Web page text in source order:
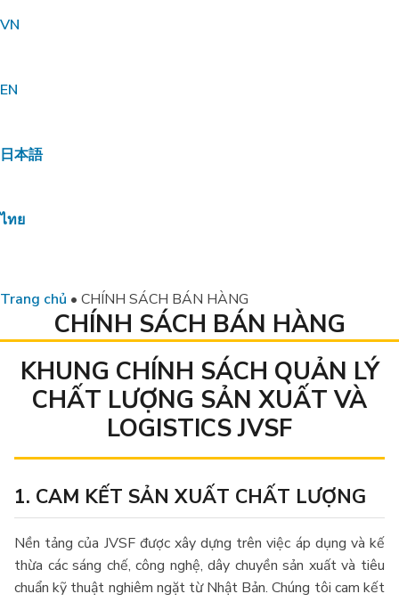
VN
EN
日本語
ไทย
Trang chủ • CHÍNH SÁCH BÁN HÀNG
CHÍNH SÁCH BÁN HÀNG
KHUNG CHÍNH SÁCH QUẢN LÝ
CHẤT LƯỢNG SẢN XUẤT VÀ
LOGISTICS JVSF
1. CAM KẾT SẢN XUẤT CHẤT LƯỢNG
Nền tảng của JVSF được xây dựng trên việc áp dụng và kế
thừa các sáng chế, công nghệ, dây chuyền sản xuất và tiêu
chuẩn kỹ thuật nghiêm ngặt từ Nhật Bản. Chúng tôi cam kết